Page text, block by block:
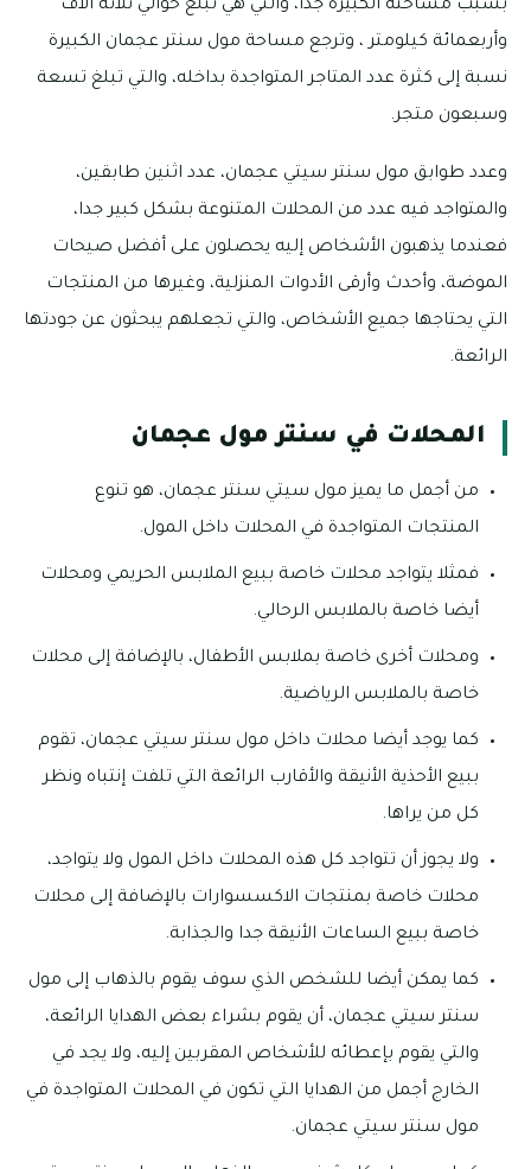
بسبب مساحته الكبيرة جدا، والتي هي تبلغ حوالي ثلاثة آلاف
وأربعمائة كيلومتر ، وترجع مساحة مول سنتر عجمان الكبيرة
نسبة إلى كثرة عدد المتاجر المتواجدة بداخله، والتي تبلغ تسعة
وسبعون متجر.
وعدد طوابق مول سنتر سيتي عجمان، عدد اثنين طابقين،
والمتواجد فيه عدد من المحلات المتنوعة بشكل كبير جدا،
فعندما يذهبون الأشخاص إليه يحصلون على أفضل صيحات
الموضة، وأحدث وأرقى الأدوات المنزلية، وغيرها من المنتجات
التي يحتاجها جميع الأشخاص، والتي تجعلهم يبحثون عن جودتها
الرائعة.
المحلات في سنتر مول عجمان
من أجمل ما يميز مول سيتي سنتر عجمان، هو تنوع
المنتجات المتواجدة في المحلات داخل المول.
فمثلا يتواجد محلات خاصة ببيع الملابس الحريمي ومحلات
أيضا خاصة بالملابس الرحالي.
ومحلات أخرى خاصة بملابس الأطفال، بالإضافة إلى محلات
خاصة بالملابس الرياضية.
كما يوجد أيضا محلات داخل مول سنتر سيتي عجمان، تقوم
ببيع الأحذية الأنيقة والأقارب الرائعة التي تلفت إنتباه ونظر
كل من يراها.
ولا يجوز أن تتواجد كل هذه المحلات داخل المول ولا يتواجد،
محلات خاصة بمنتجات الاكسسوارات بالإضافة إلى محلات
خاصة ببيع الساعات الأنيقة جدا والجذابة.
كما يمكن أيضا للشخص الذي سوف يقوم بالذهاب إلى مول
سنتر سيتي عجمان، أن يقوم بشراء بعض الهدايا الرائعة،
والتي يقوم بإعطائه للأشخاص المقربين إليه، ولا يجد في
الخارج أجمل من الهدايا التي تكون في المحلات المتواجدة في
مول سنتر سيتي عجمان.